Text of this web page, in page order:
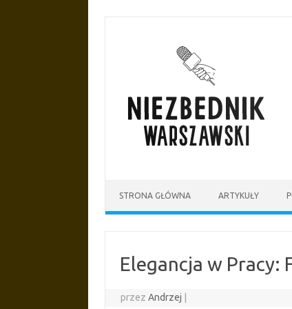
STRONA GŁÓWNA ARTYKUŁY
Elegancja w Pracy:
przezAndrzej